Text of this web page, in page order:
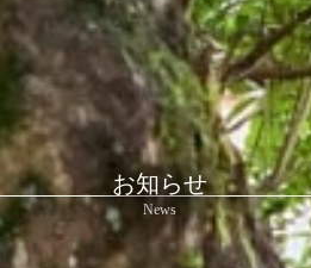
お知らせ
News
Français